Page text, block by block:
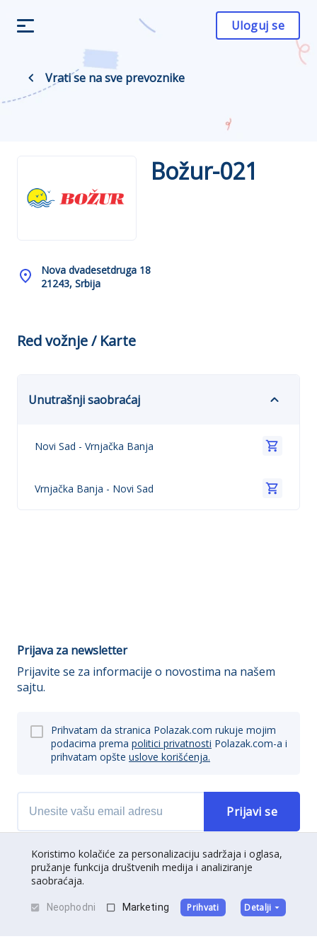
Uloguj se
Koristimo kolačiće za personalizaciju sadržaja i oglasa,
pružanje funkcija društvenih medija i analiziranje
saobraćaja.
Neophodni Marketing Prihvati Detalji
Vrati se na sve prevoznike
Božur-021
Nova dvadesetdruga 18
21243, Srbija
Red vožnje / Karte
Unutrašnji saobraćaj
Novi Sad - Vrnjačka Banja
Vrnjačka Banja - Novi Sad
Prijava za newsletter
Prijavite se za informacije o novostima na našem
sajtu.
Prihvatam da stranica Polazak.com rukuje mojim
podacima prema politici privatnosti Polazak.com-a i
prihvatam opšte uslove korišćenja.
Prijavi se